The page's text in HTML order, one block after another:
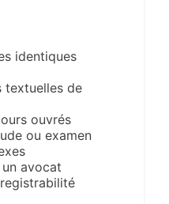
identiques
textuelles de
ouvrés
ou examen
avocat